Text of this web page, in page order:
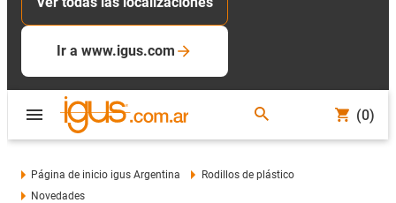
Ir a www.igus.com
(0)
Página de inicio igus Argentina
Rodillos de plástico
Novedades